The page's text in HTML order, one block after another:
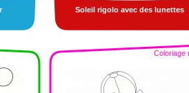
Soleil rigolo avec des lunettes
Coloriage